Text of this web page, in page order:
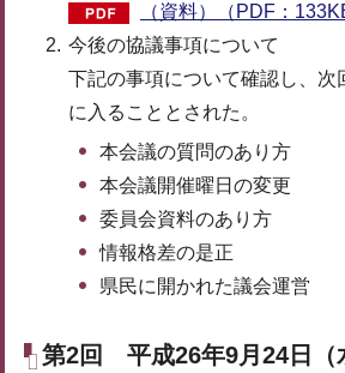
（資料）（PDF：
今後の協議事項について
下記の事項について確認し、次
に入ることとされた。
本会議の質問のあり方
本会議開催曜日の変更
委員会資料のあり方
情報格差の是正
県民に開かれた議会運営
第2回 平成26年9月24日（